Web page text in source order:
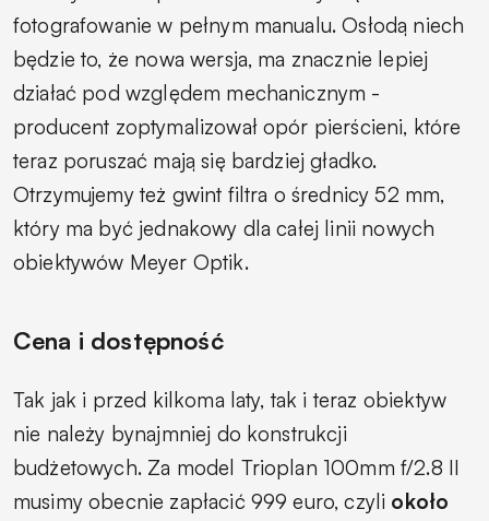
fotografowanie w pełnym manualu. Osłodą niech
będzie to, że nowa wersja, ma znacznie lepiej
działać pod względem mechanicznym -
producent zoptymalizował opór pierścieni, które
teraz poruszać mają się bardziej gładko.
Otrzymujemy też gwint filtra o średnicy 52 mm,
który ma być jednakowy dla całej linii nowych
obiektywów Meyer Optik.
Cena i dostępność
Tak jak i przed kilkoma laty, tak i teraz obiektyw
nie należy bynajmniej do konstrukcji
budżetowych. Za model Trioplan 100mm f/2.8 II
musimy obecnie zapłacić 999 euro, czyli około